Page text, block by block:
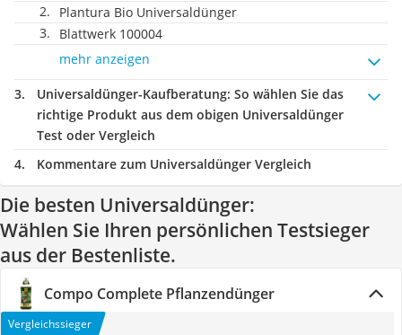
Plantura Bio Universaldünger
Blattwerk 100004
mehr anzeigen
Universaldünger-Kaufberatung: So wählen Sie das
richtige Produkt aus dem obigen Universaldünger
Test oder Vergleich
Kommentare zum Universaldünger Vergleich
Die besten Universaldünger:
Wählen Sie Ihren persönlichen Testsieger
aus der Bestenliste.
Compo Complete Pflanzendünger
Vergleichssieger